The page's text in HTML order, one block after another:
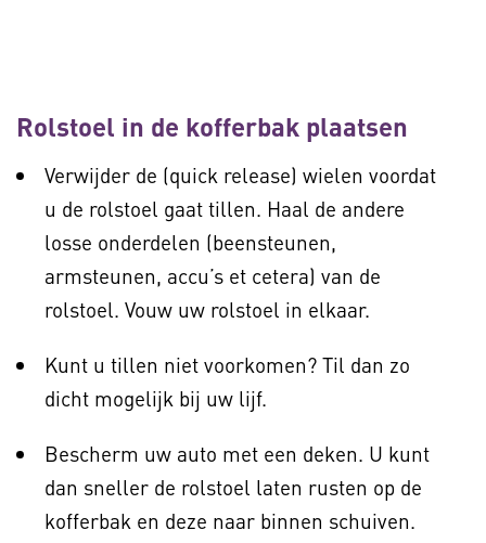
Rolstoel in de kofferbak plaatsen
Verwijder de (quick release) wielen voordat
u de rolstoel gaat tillen. Haal de andere
losse onderdelen (beensteunen,
armsteunen, accu’s et cetera) van de
rolstoel. Vouw uw rolstoel in elkaar.
Kunt u tillen niet voorkomen? Til dan zo
dicht mogelijk bij uw lijf.
Bescherm uw auto met een deken. U kunt
dan sneller de rolstoel laten rusten op de
kofferbak en deze naar binnen schuiven.